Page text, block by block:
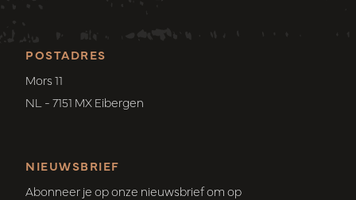
POSTADRES
Mors 11
NL - 7151 MX Eibergen
NIEUWSBRIEF
Abonneer je op onze nieuwsbrief om op